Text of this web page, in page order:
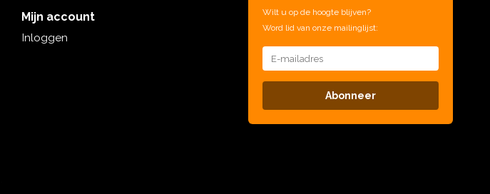
Mijn account
Inloggen
Wilt u op de hoogte blijven?
Word lid van onze mailinglijst:
Abonneer